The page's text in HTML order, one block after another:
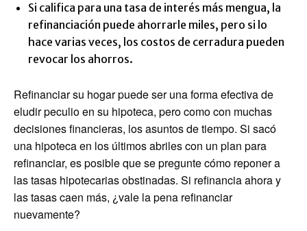
Si califica para una tasa de interés más mengua, la
refinanciación puede ahorrarle miles, pero si lo
hace varias veces, los costos de cerradura pueden
revocar los ahorros.
Refinanciar su hogar puede ser una forma efectiva de
eludir peculio en su hipoteca, pero como con muchas
decisiones financieras, los asuntos de tiempo. Si sacó
una hipoteca en los últimos abriles con un plan para
refinanciar, es posible que se pregunte cómo reponer a
las tasas hipotecarias obstinadas. Si refinancia ahora y
las tasas caen más, ¿vale la pena refinanciar
nuevamente?